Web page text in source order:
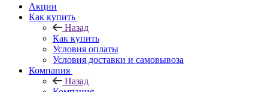
Как купить
Назад
Как купить
Условия оплаты
Условия доставки и самовывоза
Компания
Назад
Компания